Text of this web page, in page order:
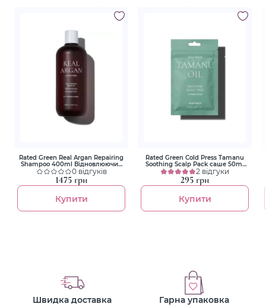
Rated Green Real Argan Repairing
Shampoo 400ml Відновлюючий
шампунь з аргановим маслом
0 відгуків
1475 грн
Купити
Rated Green Cold Press Tamanu
Soothing Scalp Pack саше 50ml
Маска заспокійлива з олією
таману
2 відгуки
295 грн
Купити
Швидка доставка Гарна упаковка